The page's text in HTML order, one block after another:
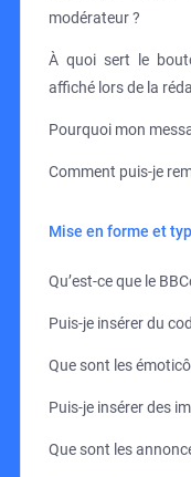
modérateur ?
À quoi sert le
affiché lors de la
Pourquoi mon
Comment puis-je
Mise en forme et
Qu’est-ce que le
Puis-je insérer du
Que sont les
Puis-je insérer des
Que sont les